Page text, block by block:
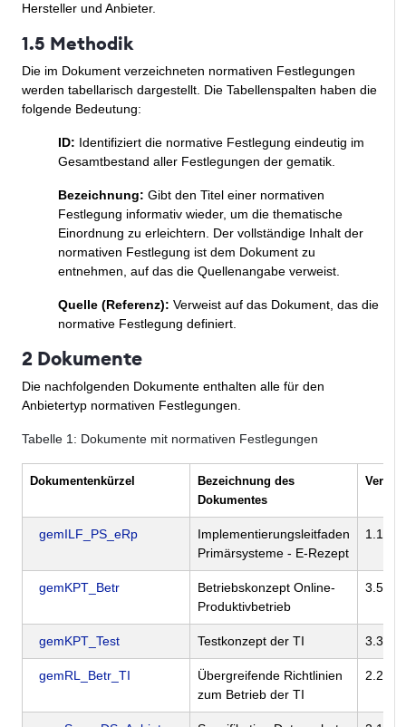
Hersteller und Anbieter.
1.5 Methodik
Die im Dokument verzeichneten normativen Festlegungen
werden tabellarisch dargestellt. Die Tabellenspalten haben die
folgende Bedeutung:
ID: Identifiziert die normative Festlegung eindeutig im
Gesamtbestand aller Festlegungen der gematik.
Bezeichnung: Gibt den Titel einer normativen
Festlegung informativ wieder, um die thematische
Einordnung zu erleichtern. Der vollständige Inhalt der
normativen Festlegung ist dem Dokument zu
entnehmen, auf das die Quellenangabe verweist.
Quelle (Referenz): Verweist auf das Dokument, das die
normative Festlegung definiert.
2 Dokumente
Die nachfolgenden Dokumente enthalten alle für den
Anbietertyp normativen Festlegungen.
Tabelle 1: Dokumente mit normativen Festlegungen
Dokumentenkürzel
Bezeichnung des
Dokumentes
gemILF_PS_eRp
Implementierungsleitfaden
Primärsysteme - E-Rezept
1.13.0
gemKPT_Betr
Betriebskonzept Online-
Produktivbetrieb
3.58.0
gemKPT_Test Testkonzept der TI 3.3.0
gemRL_Betr_TI
Übergreifende Richtlinien
zum Betrieb der TI
2.21.0